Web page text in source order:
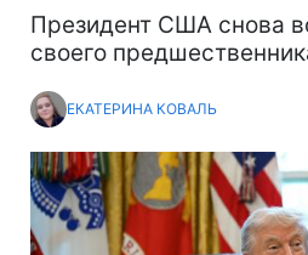
Президент США снова
своего
ЕКАТЕРИНА КОВАЛЬ